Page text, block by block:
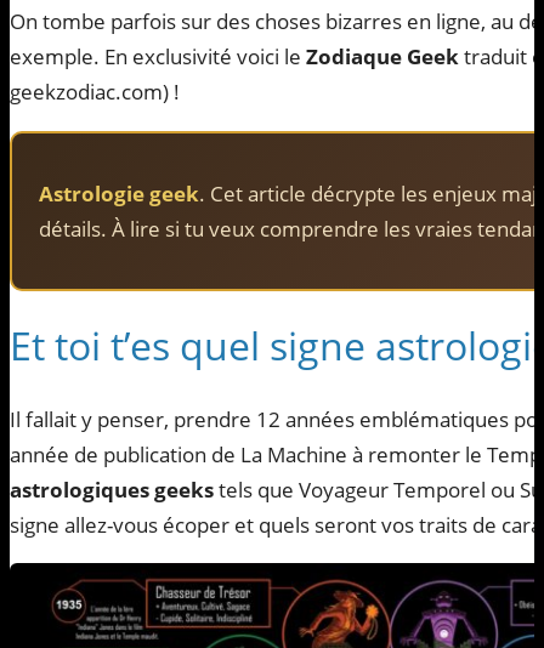
On tombe parfois sur des choses bizarres en ligne, au
exemple. En exclusivité voici le Zodiaque Geektraduit
geekzodiac.com) !
Astrologie geek. Cet article décrypte les enjeux
détails. À lire si tu veux comprendre les vraies
Et toi t’es quel signe
Il fallait y penser, prendre 12 années emblématiques
année de publication de La Machine à remonter le
astrologiques geekstels que Voyageur Temporel ou
signe allez-vous écoper et quels seront vos traits de